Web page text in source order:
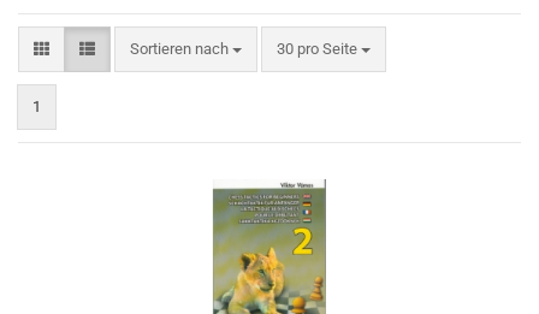
Sortieren nach
Sortieren nach 30 pro Seite
pro Seite
1